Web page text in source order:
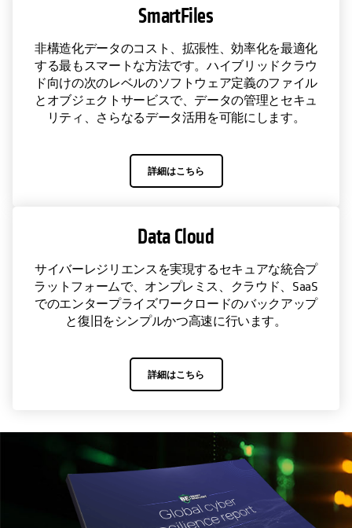
SmartFiles
非構造化データのコスト、拡張性、効率化を最適化
する最もスマートな方法です。ハイブリッドクラウ
ド向けの次のレベルのソフトウェア定義のファイル
とオブジェクトサービスで、データの管理とセキュ
リティ、さらなるデータ活用を可能にします。
詳細はこちら
Data Cloud
サイバーレジリエンスを実現するセキュアな統合プ
ラットフォームで、オンプレミス、クラウド、SaaS
でのエンタープライズワークロードのバックアップ
と復旧をシンプルかつ高速に行います。
詳細はこちら